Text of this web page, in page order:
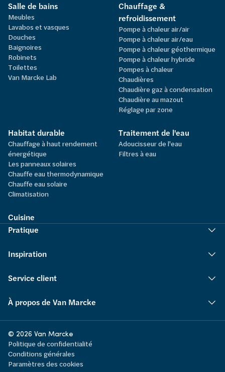
Salle de bains
Meubles
Lavabos et vasques
Douches
Baignoires
Robinets
Toilettes
Van Marcke Lab
Chauffage &
refroidissement
Pompe à chaleur air/air
Pompe à chaleur air/eau
Pompe à chaleur géothermique
Pompe à chaleur hybride
Pompes à chaleur
Chaudières
Chaudière gaz à condensation
Chaudière au mazout
Réglage par zone
Habitat durable
Chauffage à haut rendement
énergétique
Les panneaux solaires
Chauffe eau thermodynamique
Chauffe eau solaire
Climatisation
Traitement de l'eau
Adoucisseur de l'eau
Filtres à eau
Cuisine
Pratique
Inspiration
Service client
À propos de Van Marcke
© 2026 Van Marcke
Politique de confidentialité
Conditions générales
Paramètres des cookies